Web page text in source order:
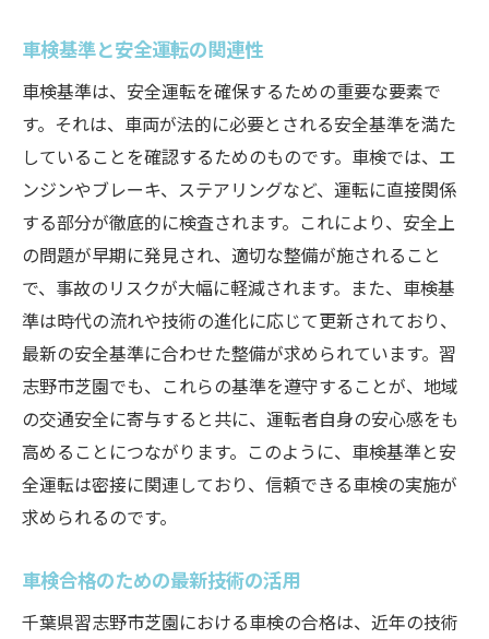
車検基準と安全運転の関連性
車検基準は、安全運転を確保するための重要な要素で
す。それは、車両が法的に必要とされる安全基準を満た
していることを確認するためのものです。車検では、エ
ンジンやブレーキ、ステアリングなど、運転に直接関係
する部分が徹底的に検査されます。これにより、安全上
の問題が早期に発見され、適切な整備が施されること
で、事故のリスクが大幅に軽減されます。また、車検基
準は時代の流れや技術の進化に応じて更新されており、
最新の安全基準に合わせた整備が求められています。習
志野市芝園でも、これらの基準を遵守することが、地域
の交通安全に寄与すると共に、運転者自身の安心感をも
高めることにつながります。このように、車検基準と安
全運転は密接に関連しており、信頼できる車検の実施が
求められるのです。
車検合格のための最新技術の活用
千葉県習志野市芝園における車検の合格は、近年の技術